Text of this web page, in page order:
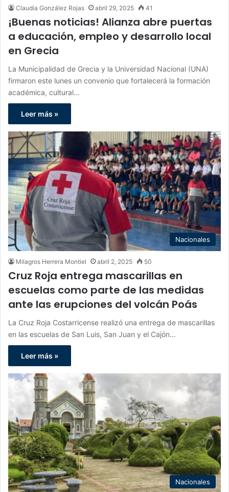
Claudia González Rojas abril 29, 2025 41
¡Buenas noticias! Alianza abre puertas
a educación, empleo y desarrollo local
en Grecia
La Municipalidad de Grecia y la Universidad Nacional (UNA)
firmaron este lunes un convenio que fortalecerá la formación
académica, cultural…
Leer más »
Nacionales
Milagros Herrera Montiel abril 2, 2025 50
Cruz Roja entrega mascarillas en
escuelas como parte de las medidas
ante las erupciones del volcán Poás
La Cruz Roja Costarricense realizó una entrega de mascarillas
en las escuelas de San Luis, San Juan y el Cajón…
Leer más »
Nacionales